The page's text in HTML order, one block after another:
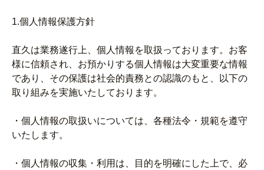
1.個人情報保護方針
直久は業務遂行上、個人情報を取扱っております。お客
様に信頼され、お預かりする個人情報は大変重要な情報
であり、その保護は社会的責務との認識のもと、以下の
取り組みを実施いたしております。
・個人情報の取扱いについては、各種法令・規範を遵守
いたします。
・個人情報の収集・利用は、目的を明確にした上で、必